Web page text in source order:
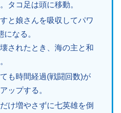
タコ足は頭に移動。
と娘さんを吸収してパワ
なる。
されたとき、海の主と和
も時間経過(戦闘回数)が
ップする。
け増やさずに七英雄を倒